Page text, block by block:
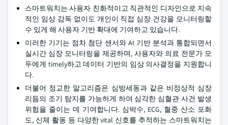
스마트워치는 사용자 친화적이고 직관적인 디자인으로 지속
적인 임상 감독 없이도 개인이 직접 심장 건강을 모니터링할
수 있게 해 사용자 기반 확대에 기여하고 있습니다.
이러한 기기는 점차 첨단 센서와 AI 기반 분석과 통합되면서
실시간 심장 모니터링을 제공하며, 사용자와 의료 전문가 모
두에게 timely하고 데이터 기반의 임상 의사결정을 지원합니
다.
더불어 정교한 알고리즘은 심방세동과 같은 비정상적 심장
리듬의 조기 탐지를 가능하게 하여 심각한 심혈관 사건 발생
위험을 줄이는 데 기여합니다. 심박수, ECG, 혈중 산소 포화
도, 신체 활동 등 다양한 vital 신호를 추적하는 스마트워치는